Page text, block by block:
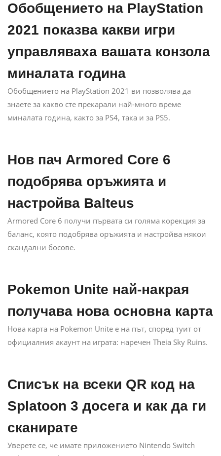
Обобщението на PlayStation
2021 показва какви игри
управляваха вашата конзола
миналата година
Обобщението на PlayStation 2021 ви позволява да
знаете за какво сте прекарали най-много време
миналата година, както за PS4, така и за PS5.
Нов пач Armored Core 6
подобрява оръжията и
настройва Balteus
Armored Core 6 получи първата си голяма корекция за
баланс, която подобрява оръжията и настройва някои
скандални босове.
Pokemon Unite най-накрая
получава нова основна карта
Нова карта на Pokemon Unite е на път, според туит от
официалния акаунт на играта: наречен Theia Sky Ruins.
Списък на всеки QR код на
Splatoon 3 досега и как да ги
сканирате
Уверете се, че имате приложението Nintendo Switch